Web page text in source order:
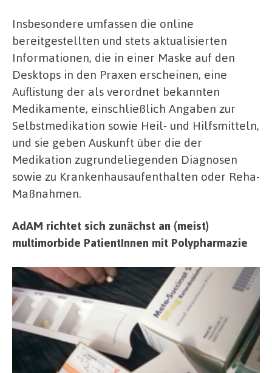
Insbesondere umfassen die online
bereitgestellten und stets aktualisierten
Informationen, die in einer Maske auf den
Desktops in den Praxen erscheinen, eine
Auflistung der als verordnet bekannten
Medikamente, einschließlich Angaben zur
Selbstmedikation sowie Heil- und Hilfsmitteln,
und sie geben Auskunft über die der
Medikation zugrundeliegenden Diagnosen
sowie zu Krankenhausaufenthalten oder Reha-
Maßnahmen.
AdAM richtet sich zunächst an (meist)
multimorbide PatientInnen mit Polypharmazie